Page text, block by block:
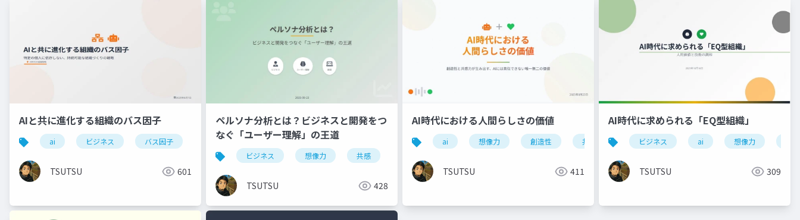
AIと共に進化する組織のバス因子
ai ビジネス バス因子
TSUTSU 601
ペルソナ分析とは？ビジネスと開発をつ
なぐ「ユーザー理解」の王道
ビジネス 想像力 共感
TSUTSU 428
AI時代における人間らしさの価値
ai 想像力 創造性 共感 ビジネス
TSUTSU 411
AI時代に求められる「EQ型組織」
ビジネス ai 想像力
TSUTSU 309